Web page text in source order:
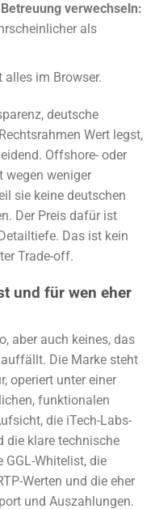
verwechseln:
als
im Browser.
deutsche
Wert legst,
Offshore- oder
wegen weniger
sie keine deutschen
Der Preis dafür ist
Das ist kein
Trade-off.
und für wen eher
aber auch keines, das
Die Marke steht
operiert unter einer
funktionalen
die iTech-Labs-
die klare technische
GGL-Whitelist, die
Werten und die eher
und Auszahlungen.